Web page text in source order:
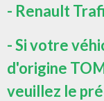
- Renault
- Si votre
d'origine
veuillez le